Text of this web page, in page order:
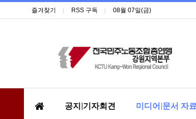
즐겨찾기 RSS 구독 08월 07일(금)
공지|기자회견 미디어|문서 자